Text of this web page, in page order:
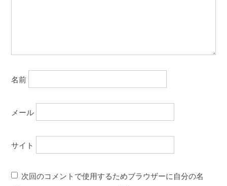
名前
メール
サイト
次回のコメントで使用するためブラウザーに自分の名